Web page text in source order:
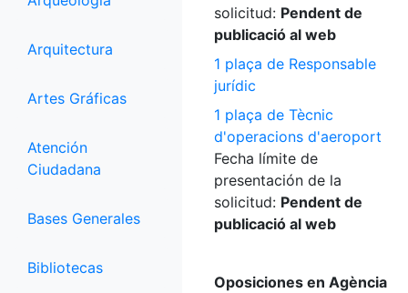
Arquitectura
Artes Gráficas
Atención
Ciudadana
Bases Generales
Bibliotecas
solicitud: Pendent de
publicació al web
1 plaça de Responsable
jurídic
1 plaça de Tècnic
d'operacions d'aeroport
Fecha límite de
presentación de la
solicitud: Pendent de
publicació al web
Oposiciones en Agència